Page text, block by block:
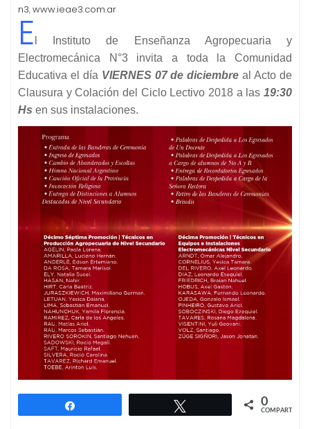
n3,www.ieae3.com.ar
E
l Instituto de Enseñanza Agropecuaria y
Electromecánica N°3 invita a toda la Comunidad
Educativa el día VIERNES 07 de diciembre al Acto de
Clausura y Colación del Ciclo Lectivo 2018 a las 19:30
Hs en sus instalaciones.
0
COMPARTIR